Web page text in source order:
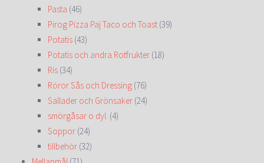
Pasta (46)
Pirog Pizza Paj Taco och Toast (39)
Potatis (43)
Potatis och andra Rotfrukter (18)
Ris (34)
Röror Sås och Dressing (76)
Sallader och Grönsaker (24)
smörgåsar o dyl. (4)
Soppor (24)
tillbehör (32)